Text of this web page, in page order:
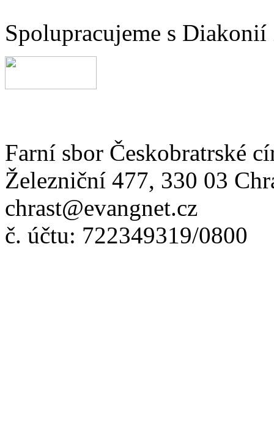
Spolupracujeme s Diakonií
Farní sbor Českobratrské
Železniční 477, 330 03
chrast@evangnet.cz
č. účtu: 722349319/0800